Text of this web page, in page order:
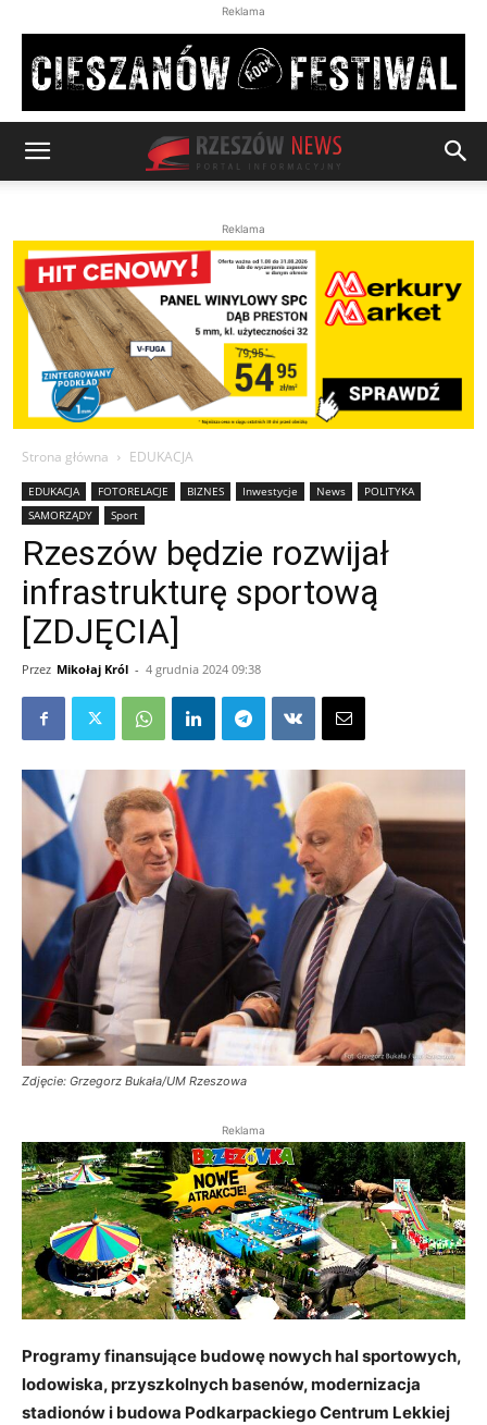
Reklama
Reklama
Strona główna EDUKACJA
EDUKACJA FOTORELACJE BIZNES Inwestycje News
POLITYKA
SAMORZĄDY
Sport
Rzeszów będzie rozwijał
infrastrukturę sportową
[ZDJĘCIA]
Przez Mikołaj Król - 4 grudnia 2024 09:38
Zdjęcie: Grzegorz Bukała/UM Rzeszowa
Reklama
Programy finansujące budowę nowych hal sportowych,
lodowiska, przyszkolnych basenów, modernizacja
stadionów i budowa Podkarpackiego Centrum Lekkiej